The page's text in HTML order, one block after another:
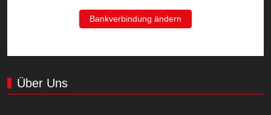
Bankverbindung ändern
Über Uns